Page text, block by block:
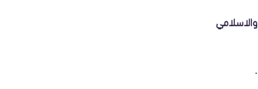
والاسلامي
.